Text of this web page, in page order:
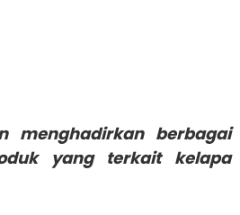
menghadirkan berbagai
yang terkait kelapa